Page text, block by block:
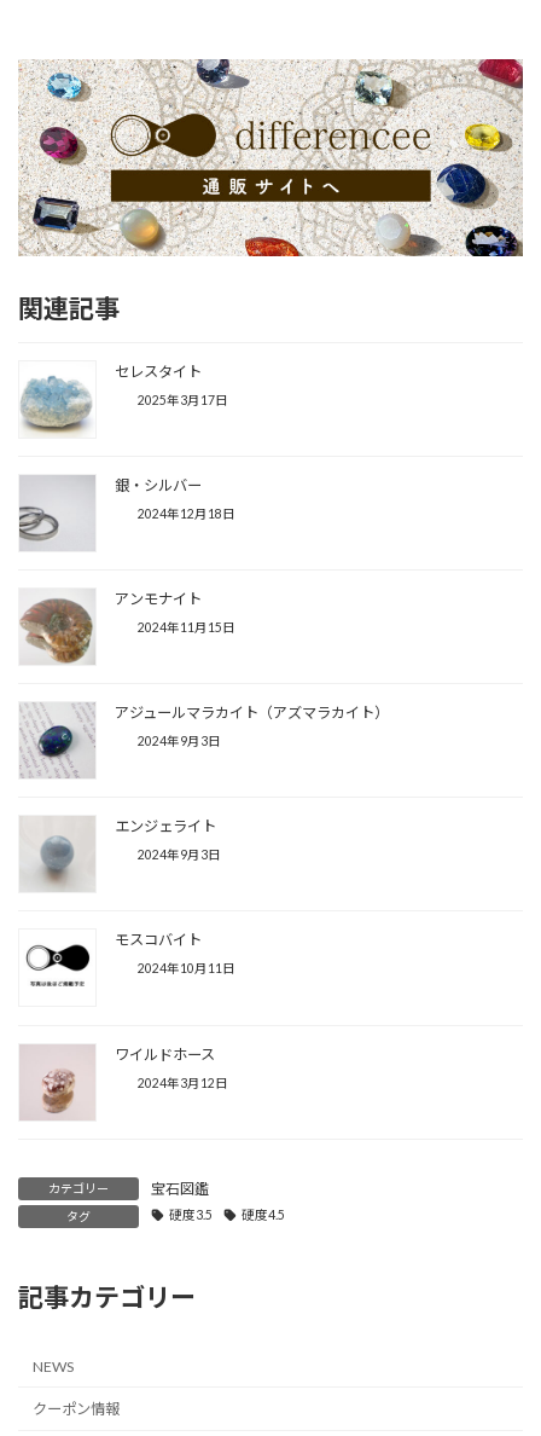
関連記事
セレスタイト
2025年3月17日
銀・シルバー
2024年12月18日
アンモナイト
2024年11月15日
アジュールマラカイト（アズマラカイト）
2024年9月3日
エンジェライト
2024年9月3日
モスコバイト
2024年10月11日
ワイルドホース
2024年3月12日
カテゴリー 宝石図鑑
タグ 硬度3.5 硬度4.5
記事カテゴリー
NEWS
クーポン情報